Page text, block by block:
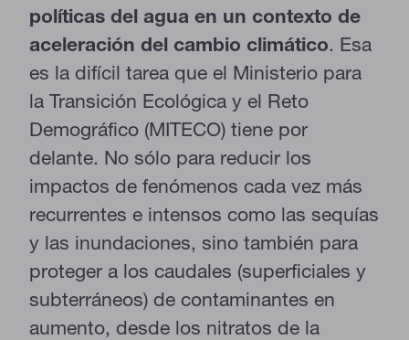
políticas del agua en un contexto de
aceleración del cambio climático. Esa
es la difícil tarea que el Ministerio para
la Transición Ecológica y el Reto
Demográfico (MITECO) tiene por
delante. No sólo para reducir los
impactos de fenómenos cada vez más
recurrentes e intensos como las sequías
y las inundaciones, sino también para
proteger a los caudales (superficiales y
subterráneos) de contaminantes en
aumento, desde los nitratos de la